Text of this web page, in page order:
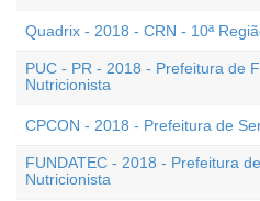
Quadrix - 2018 - CRN - 10ª
PUC - PR - 2018 - Prefeitura de
Nutricionista
CPCON - 2018 - Prefeitura de
FUNDATEC - 2018 - Prefeitura
Nutricionista